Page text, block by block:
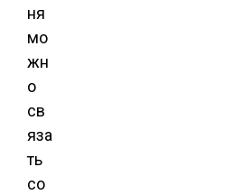
ня
мо
жн
о
св
яза
ть
со